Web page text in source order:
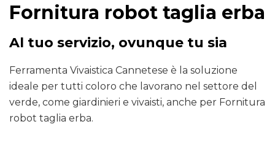
Fornitura robot taglia erba
Al tuo servizio, ovunque tu sia
Ferramenta Vivaistica Cannetese è la soluzione
ideale per tutti coloro che lavorano nel settore del
verde, come giardinieri e vivaisti, anche per Fornitura
robot taglia erba.